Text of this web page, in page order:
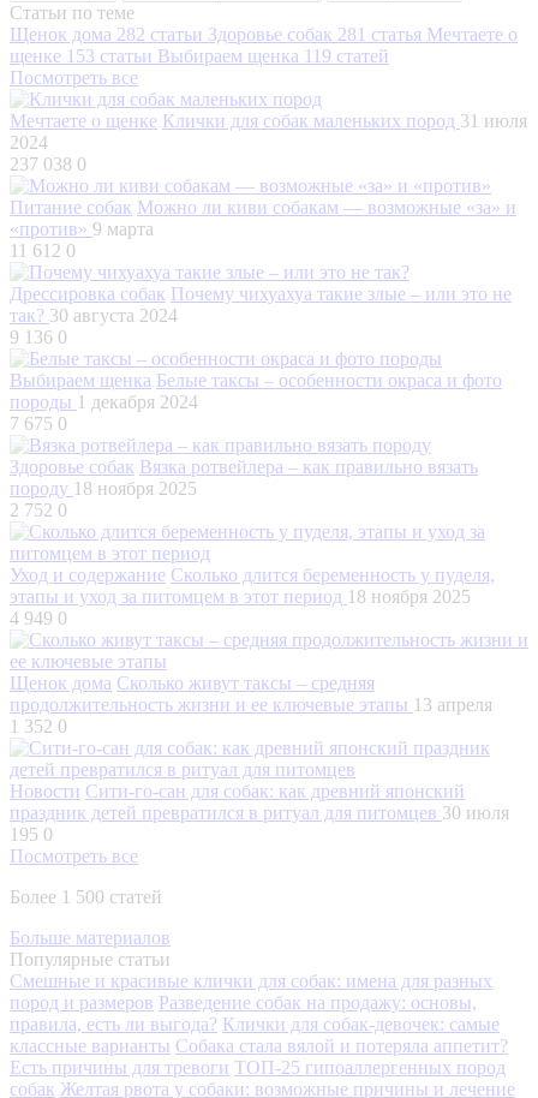
Статьи по теме
Щенок дома 282 статьи Здоровье собак 281 статья Мечтаете о
щенке 153 статьи Выбираем щенка 119 статей
Посмотреть все
Мечтаете о щенке Клички для собак маленьких пород 31 июля
2024
237 038 0
Питание собак Можно ли киви собакам — возможные «за» и
«против» 9 марта
11 612 0
Дрессировка собак Почему чихуахуа такие злые – или это не
так? 30 августа 2024
9 136 0
Выбираем щенка Белые таксы – особенности окраса и фото
породы 1 декабря 2024
7 675 0
Здоровье собак Вязка ротвейлера – как правильно вязать
породу 18 ноября 2025
2 752 0
Уход и содержание Сколько длится беременность у пуделя,
этапы и уход за питомцем в этот период 18 ноября 2025
4 949 0
Щенок дома Сколько живут таксы – средняя
продолжительность жизни и ее ключевые этапы 13 апреля
1 352 0
Новости Сити-го-сан для собак: как древний японский
праздник детей превратился в ритуал для питомцев 30 июля
195 0
Посмотреть все
Более 1 500 статей
Больше материалов
Популярные статьи
Смешные и красивые клички для собак: имена для разных
пород и размеров Разведение собак на продажу: основы,
правила, есть ли выгода? Клички для собак-девочек: самые
классные варианты Собака стала вялой и потеряла аппетит?
Есть причины для тревоги ТОП-25 гипоаллергенных пород
собак Желтая рвота у собаки: возможные причины и лечение